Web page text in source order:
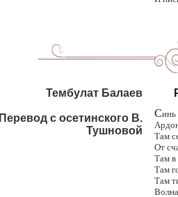
Тембулат Балаев
Перевод с осетинского В.
Тушновой
Синь
Там
От
Там в
Там
Там